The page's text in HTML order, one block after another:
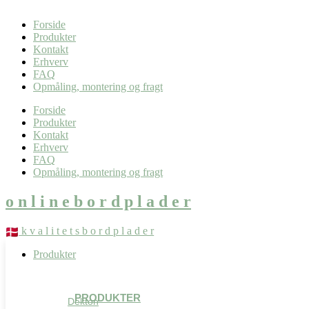
Forside
Produkter
Kontakt
Erhverv
FAQ
Opmåling, montering og fragt
Forside
Produkter
Kontakt
Erhverv
FAQ
Opmåling, montering og fragt
o n l i n e b o r d p l a d e r
k v a l i t e t s b o r d p l a d e r
Produkter
PRODUKTER
Dekton